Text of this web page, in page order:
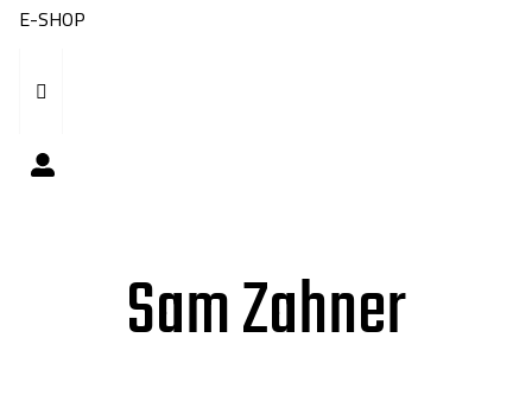
E-SHOP
Sam Zahner